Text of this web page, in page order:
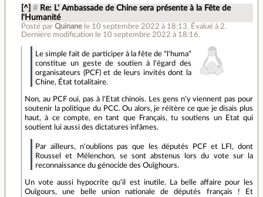
[^] # Re: L' Ambassade de Chine sera présente à la Fête de
l'Humanité
Posté parQuinane le 10 septembre 2022 à 18:13. Évalué à 2.
Dernière modification le 10 septembre 2022 à 18:16.
Le simple fait de participer à la fête de "l'huma"
constitue un geste de soutien à l'égard des
organisateurs (PCF) et de leurs invités dont la
Chine, État totalitaire.
Non, au PCF oui, pas à l'Etat chinois. Les gens n'y viennent pas pour
soutenir la politique du PCC. Ou alors, je réitère ce que je disais plus
haut, à ce compte, en tant que Français, tu soutiens un Etat qui
soutient lui aussi des dictatures infâmes.
Par ailleurs, n'oublions pas que les députés PCF et LFI, dont
Roussel et Mélenchon, se sont abstenus lors du vote sur la
reconnaissance du génocide des Ouïghours.
Un vote aussi hypocrite qu'il est inutile. La belle affaire pour les
Ouïgours, une belle union nationale de députés français ! Et